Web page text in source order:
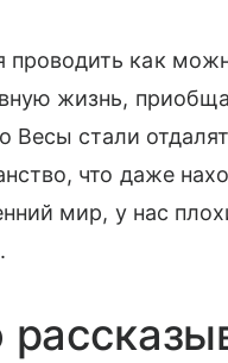
как
жизнь,
Весы стали
что даже
мир, у нас